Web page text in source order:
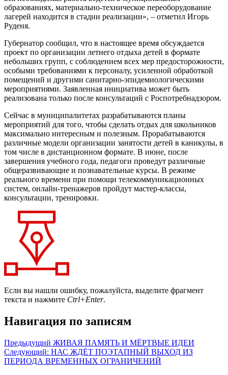
образованиях, материально-техническое переоборудование
лагерей находится в стадии реализации», – отметил Игорь
Руденя.
Губернатор сообщил, что в настоящее время обсуждается
проект по организации летнего отдыха детей в формате
небольших групп, с соблюдением всех мер предосторожности,
особыми требованиями к персоналу, усиленной обработкой
помещений и другими санитарно-эпидемиологическими
мероприятиями. Заявленная инициатива может быть
реализована только после консультаций с Роспотребнадзором.
Сейчас в муниципалитетах разрабатываются планы
мероприятий для того, чтобы сделать отдых для школьников
максимально интересным и полезным. Прорабатываются
различные модели организации занятости детей в каникулы, в
том числе в дистанционном формате. В июне, после
завершения учебного года, педагоги проведут различные
общеразвивающие и познавательные курсы. В режиме
реального времени при помощи телекоммуникационных
систем, онлайн-тренажеров пройдут мастер-классы,
консультации, тренировки.
Если вы нашли ошибку, пожалуйста, выделите фрагмент
текста и нажмите Ctrl+Enter.
Навигация по записям
Предыдущий ЖИВАЯ ПАМЯТЬ И МЁРТВЫЕ ИДЕИ
Следующий: НАС ЖДЁТ ПОЭТАПНЫЙ ВЫХОД ИЗ
ПЕРИОДА ВРЕМЕННЫХ ОГРАНИЧЕНИЙ